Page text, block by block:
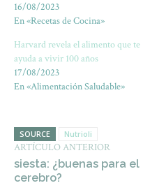
16/08/2023
En «Recetas de Cocina»
Harvard revela el alimento que te
ayuda a vivir 100 años
17/08/2023
En «Alimentación Saludable»
SOURCE Nutrioli
ARTÍCULO ANTERIOR
siesta: ¿buenas para el
cerebro?